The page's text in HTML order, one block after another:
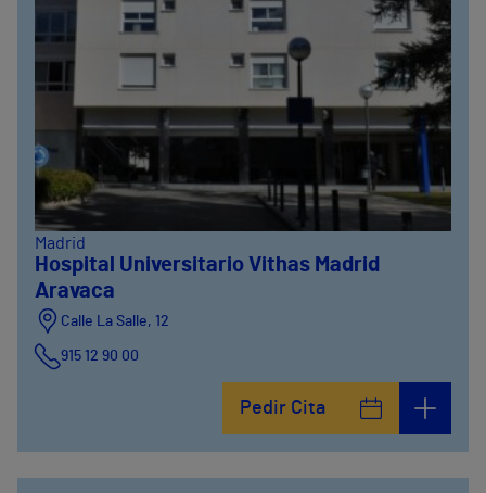
Madrid
Hospital Universitario Vithas Madrid
Aravaca
Calle La Salle, 12
915 12 90 00
Pedir Cita